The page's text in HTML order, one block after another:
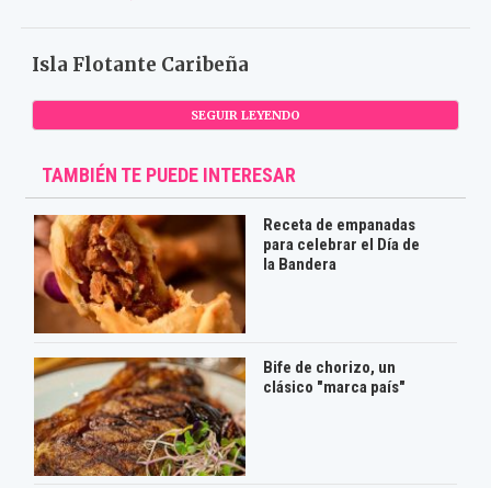
Isla Flotante Caribeña
SEGUIR LEYENDO
TAMBIÉN TE PUEDE INTERESAR
Receta de empanadas
para celebrar el Día de
la Bandera
Bife de chorizo, un
clásico "marca país"